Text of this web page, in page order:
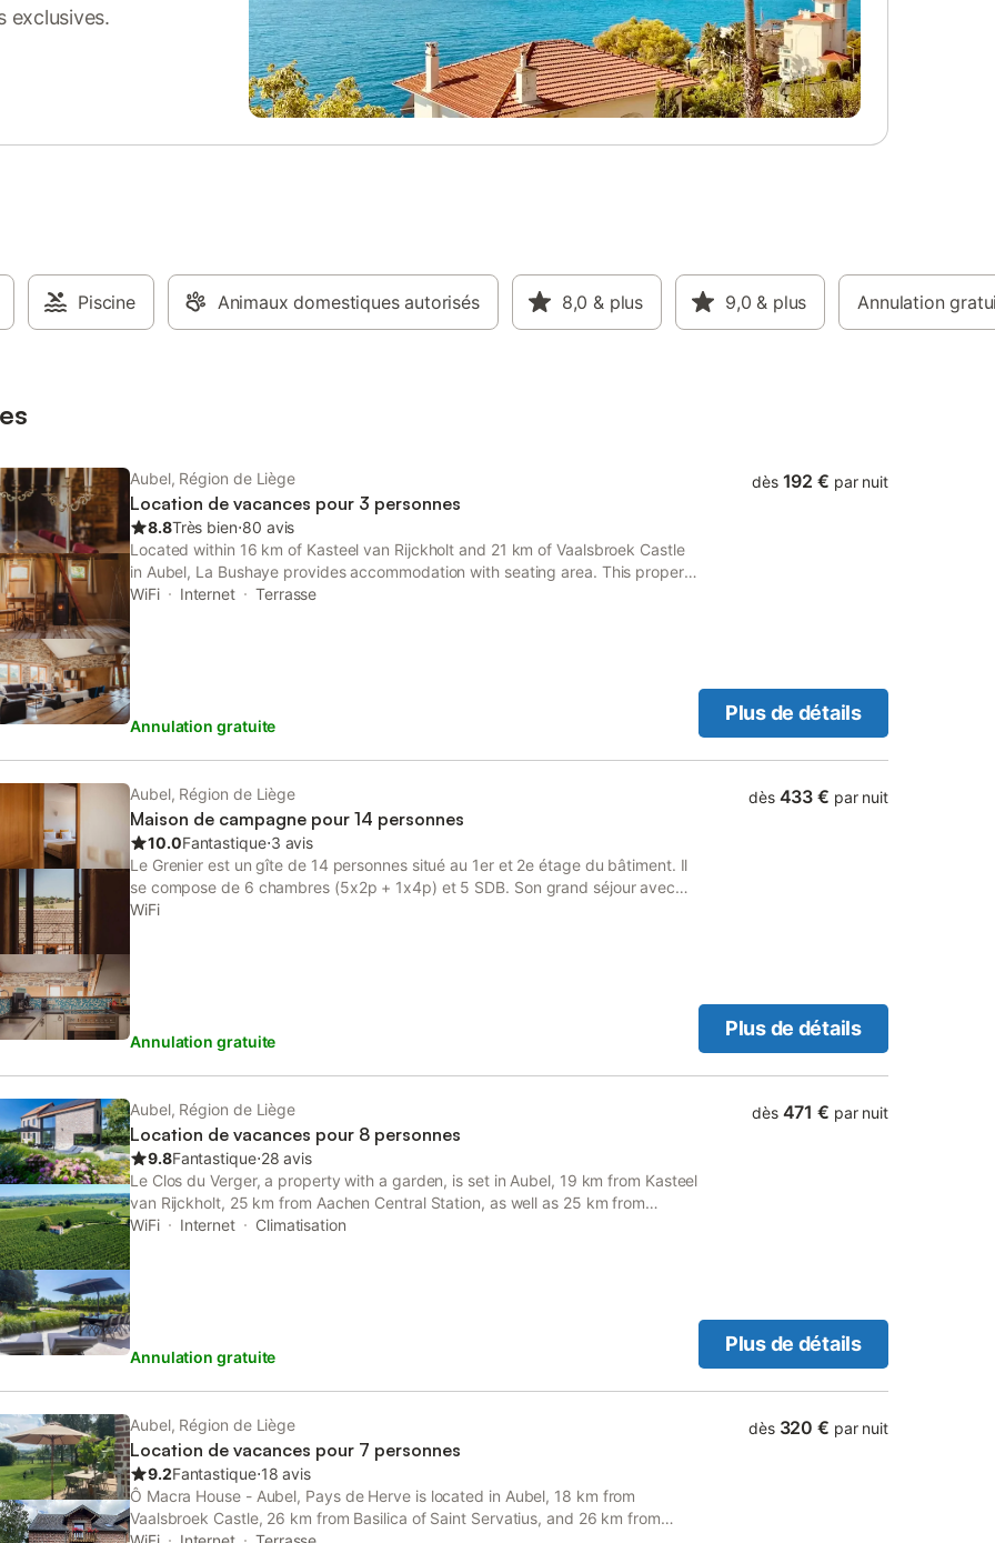
Détendez-vous dans le sauna
demande, vous pouvez
exclusives.
Piscine Animaux domestiques autorisés 8,0 & plus 9,0 & plus Annulation
Aubel, Région de Liège
Location de vacances pour 3 personnes
8.8Très bien⋅80 avis
Located within 16 km of Kasteel van Rijckholt and 21 km of Vaalsbroek Castle
in Aubel, La Bushaye provides accommodation with seating area. This property
offers access to a terrace and free private parking.
WiFi Internet Terrasse
Annulation gratuite
dès 192 € par nuit
Plus de détails
Aubel, Région de Liège
Maison de campagne pour 14 personnes
10.0Fantastique⋅3 avis
Le Grenier est un gîte de 14 personnes situé au 1er et 2e étage du bâtiment. Il
se compose de 6 chambres (5x2p + 1x4p) et 5 SDB. Son grand séjour avec
cuisine ouverte donne accès à une terrasse permettant de prendre l'apéritif et
4, Lavabo, sèche-serviettes, WC Chambre #4: lits 2x1p, salle de douche
lave-vaisselle, frigo, congélateur, micro-ondes, machine à café Table à manger
de 16 personnes Coin jeux enfants Grand salon avec TV, DVD Terrasse de toit
avec avec 2 grandes tables de 8 personnes et barbecue WC séparé 2e étage:
Chambre #5 (suite): Lit 1x2p, Salle de bain avec bain à bulles, douche, double
lavabo, sèche-serviettes, WC Chambre #6: Lits 1x2p + 2x1p, Salle de douche,
lavabo, sèche-serviettes, WC Extérieur: (commun) Parking privé Cour
WiFi
Annulation gratuite
dès 433 € par nuit
Plus de détails
Aubel, Région de Liège
Location de vacances pour 8 personnes
9.8Fantastique⋅28 avis
Le Clos du Verger, a property with a garden, is set in Aubel, 19 km from Kasteel
van Rijckholt, 25 km from Aachen Central Station, as well as 25 km from
Aachen Cathedral. This property offers access to a terrace, free private
WiFi Internet Climatisation
Annulation gratuite
dès 471 € par nuit
Plus de détails
Aubel, Région de Liège
Location de vacances pour 7 personnes
9.2Fantastique⋅18 avis
Ô Macra House - Aubel, Pays de Herve is located in Aubel, 18 km from
Vaalsbroek Castle, 26 km from Basilica of Saint Servatius, and 26 km from
dès 320 € par nuit